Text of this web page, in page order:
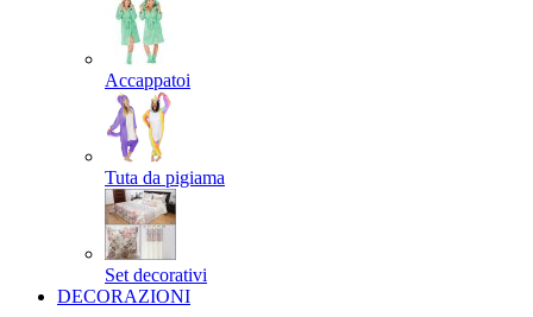
Accappatoi
Tuta da pigiama
Set decorativi
DECORAZIONI